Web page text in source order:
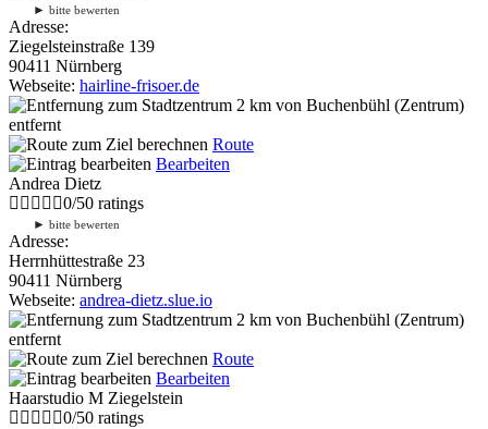
► bitte bewerten
Adresse:
Ziegelsteinstraße 139
90411 Nürnberg
Webseite: hairline-frisoer.de
2 km von Buchenbühl (Zentrum)
entfernt
Route
Bearbeiten
Andrea Dietz
0/50 ratings
► bitte bewerten
Adresse:
Herrnhüttestraße 23
90411 Nürnberg
Webseite: andrea-dietz.slue.io
2 km von Buchenbühl (Zentrum)
entfernt
Route
Bearbeiten
Haarstudio M Ziegelstein
0/50 ratings